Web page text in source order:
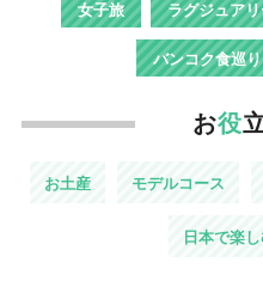
女子旅 ラグジュア
バンコク食巡り
お役
お土産 モデルコース
日本で楽